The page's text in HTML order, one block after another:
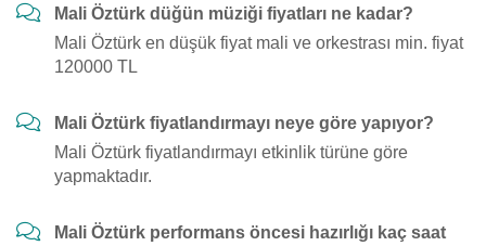
Mali Öztürk düğün müziği fiyatları ne kadar?
Mali Öztürk en düşük fiyat mali ve orkestrası min. fiyat
120000 TL
Mali Öztürk fiyatlandırmayı neye göre yapıyor?
Mali Öztürk fiyatlandırmayı etkinlik türüne göre
yapmaktadır.
Mali Öztürk performans öncesi hazırlığı kaç saat